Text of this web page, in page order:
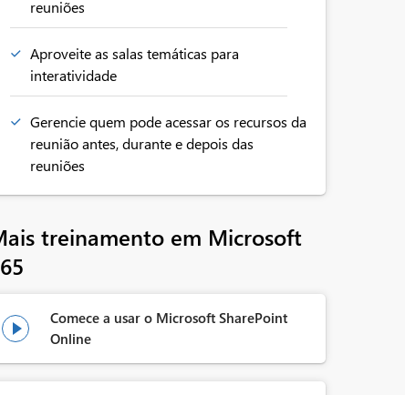
reuniões
Aproveite as salas temáticas para
interatividade
Gerencie quem pode acessar os recursos da
reunião antes, durante e depois das
reuniões
treinamento em Microsoft

Comece a usar o Microsoft SharePoint
Online